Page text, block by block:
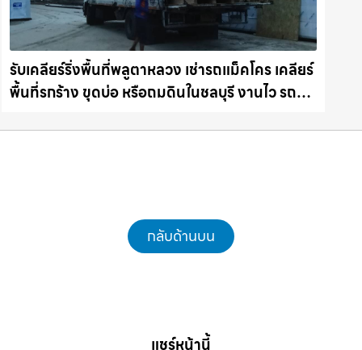
รับเคลียร์ริ่งพื้นที่พลูตาหลวง เช่ารถแม็คโคร เคลียร์
พื้นที่รกร้าง ขุดบ่อ หรือถมดินในชลบุรี งานไว รถ
กลับด้านบน
แชร์หน้านี้